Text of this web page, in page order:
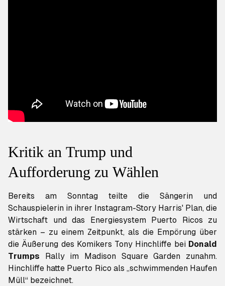
Kritik an Trump und
Aufforderung zu Wählen
Bereits am Sonntag teilte die Sängerin und
Schauspielerin in ihrer Instagram-Story Harris' Plan, die
Wirtschaft und das Energiesystem Puerto Ricos zu
stärken – zu einem Zeitpunkt, als die Empörung über
die Äußerung des Komikers Tony Hinchliffe bei Donald
Trumps Rally im Madison Square Garden zunahm.
Hinchliffe hatte Puerto Rico als „schwimmenden Haufen
Müll“ bezeichnet.